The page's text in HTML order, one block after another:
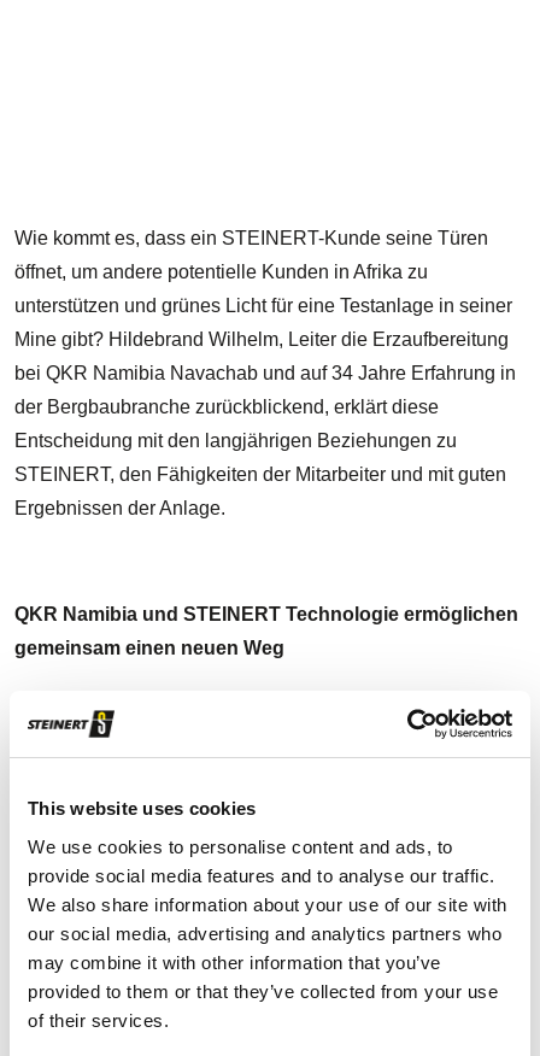
This website uses cookies
We use cookies to personalise content and ads, to
provide social media features and to analyse our traffic.
We also share information about your use of our site with
our social media, advertising and analytics partners who
may combine it with other information that you’ve
provided to them or that they’ve collected from your use
of their services.
Wie kommt es, dass ein STEINERT-Kunde seine Türen
öffnet, um andere potentielle Kunden in Afrika zu
unterstützen und grünes Licht für eine Testanlage in seiner
Mine gibt? Hildebrand Wilhelm, Leiter die Erzaufbereitung
bei QKR Namibia Navachab und auf 34 Jahre Erfahrung in
der Bergbaubranche zurückblickend, erklärt diese
Entscheidung mit den langjährigen Beziehungen zu
STEINERT, den Fähigkeiten der Mitarbeiter und mit guten
Ergebnissen der Anlage.
QKR Namibia und STEINERT Technologie ermöglichen
gemeinsam einen neuen Weg
der Profit geringer wurde, begannen Wilhelm und sein
neuen Technologie im Bergbau: Sensorgestützte Sortierung
sollte das Golderz mit hohem Gehalt vom nutzlosen Berge-
Material abscheiden, um die nachfolgenden Prozesse zu
entlasten und Kosteneinsparungen zu ermöglichen.
Das war vor sechs Jahren. Seit 2016 sind zwei STEINERT
XSS T Röntgentransmissions-Sortiersysteme mit einer
Gesamtleistung von 200 t/h installiert. Durch die